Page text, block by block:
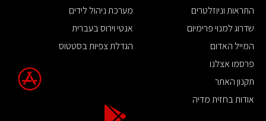
התראות וניוזלטרים
שדרוג למנוי פרימיום
המייל האדום
פרסמו אצלנו
תקנון האתר
אודות בחזית מדיה
מערכת ניהול לידים
אנטי וירוס בעברית
הגדלת צפיות בסטטוס